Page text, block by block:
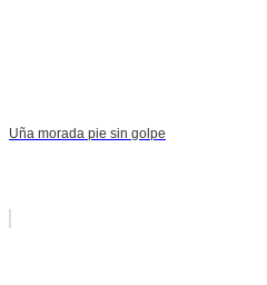
Uña morada pie sin golpe